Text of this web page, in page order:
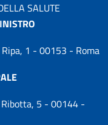
SALUTE
1 - 00153 - Roma
Ribotta, 5 - 00144 -